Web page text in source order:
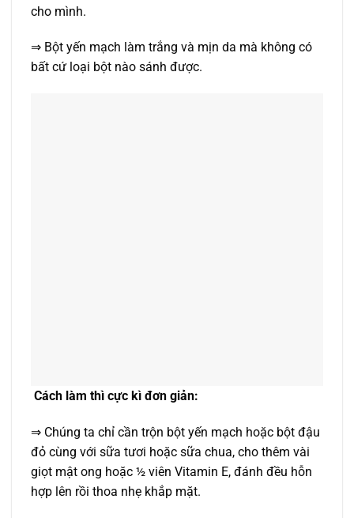
cho mình.
⇒ Bột yến mạch làm trắng và mịn da mà không có
bất cứ loại bột nào sánh được.
Cách làm thì cực kì đơn giản:
⇒ Chúng ta chỉ cần trộn bột yến mạch hoặc bột đậu
đỏ cùng với sữa tươi hoặc sữa chua, cho thêm vài
giọt mật ong hoặc ½ viên Vitamin E, đánh đều hỗn
hợp lên rồi thoa nhẹ khắp mặt.